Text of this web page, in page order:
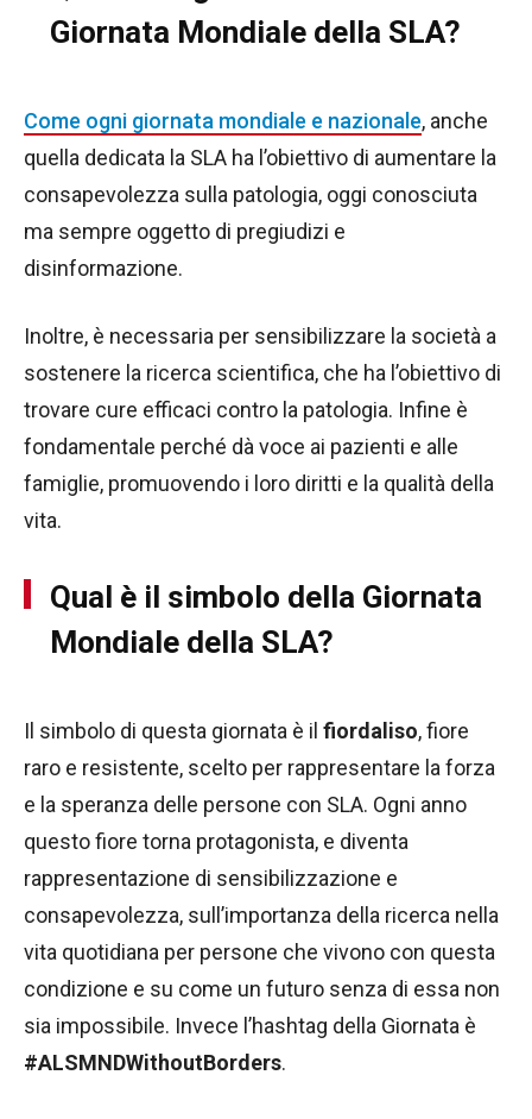
Giornata Mondiale della SLA?
Come ogni giornata mondiale e nazionale, anche
quella dedicata la SLA ha l’obiettivo di aumentare la
consapevolezza sulla patologia, oggi conosciuta
ma sempre oggetto di pregiudizi e
disinformazione.
Inoltre, è necessaria per sensibilizzare la società a
sostenere la ricerca scientifica, che ha l’obiettivo di
trovare cure efficaci contro la patologia. Infine è
fondamentale perché dà voce ai pazienti e alle
famiglie, promuovendo i loro diritti e la qualità della
vita.
Qual è il simbolo della Giornata
Mondiale della SLA?
Il simbolo di questa giornata è il fiordaliso, fiore
raro e resistente, scelto per rappresentare la forza
e la speranza delle persone con SLA. Ogni anno
questo fiore torna protagonista, e diventa
rappresentazione di sensibilizzazione e
consapevolezza, sull’importanza della ricerca nella
vita quotidiana per persone che vivono con questa
condizione e su come un futuro senza di essa non
sia impossibile. Invece l’hashtag della Giornata è
#ALSMNDWithoutBorders.